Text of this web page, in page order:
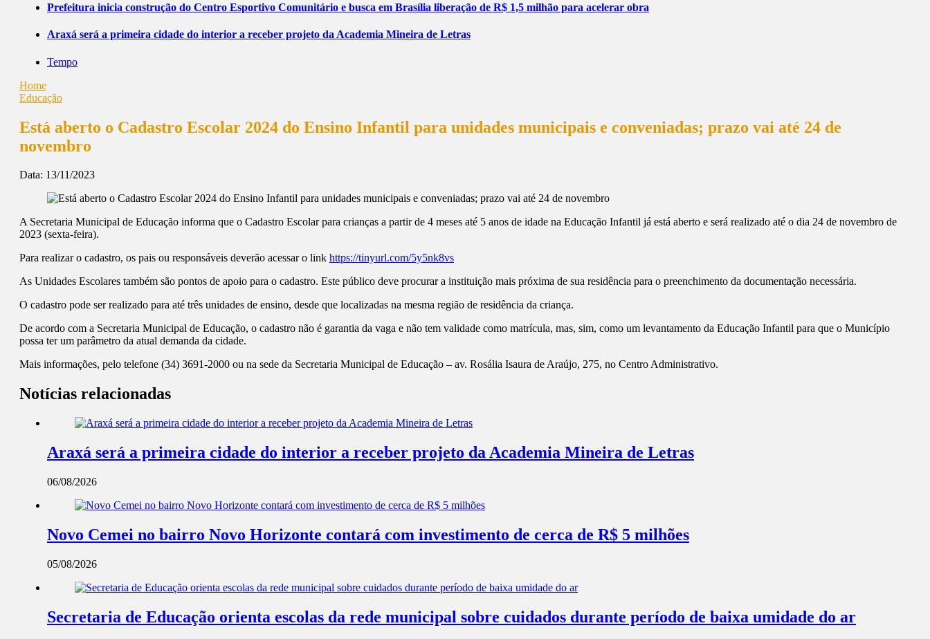
Prefeitura inicia construção do Centro Esportivo Comunitário e busca em Brasília liberação de R$ 1,5 milhão para acelerar obra
Araxá será a primeira cidade do interior a receber projeto da Academia Mineira de Letras
Tempo
Home
Educação
Está aberto o Cadastro Escolar 2024 do Ensino Infantil para unidades municipais e conveniadas; prazo vai até 24 de
novembro
Data: 13/11/2023
A Secretaria Municipal de Educação informa que o Cadastro Escolar para crianças a partir de 4 meses até 5 anos de idade na Educação Infantil já está aberto e será realizado até o dia 24 de novembro de
2023 (sexta-feira).
Para realizar o cadastro, os pais ou responsáveis deverão acessar o link https://tinyurl.com/5y5nk8vs
As Unidades Escolares também são pontos de apoio para o cadastro. Este público deve procurar a instituição mais próxima de sua residência para o preenchimento da documentação necessária.
O cadastro pode ser realizado para até três unidades de ensino, desde que localizadas na mesma região de residência da criança.
De acordo com a Secretaria Municipal de Educação, o cadastro não é garantia da vaga e não tem validade como matrícula, mas, sim, como um levantamento da Educação Infantil para que o Município
possa ter um parâmetro da atual demanda da cidade.
Mais informações, pelo telefone (34) 3691-2000 ou na sede da Secretaria Municipal de Educação – av. Rosália Isaura de Araújo, 275, no Centro Administrativo.
Notícias relacionadas
Araxá será a primeira cidade do interior a receber projeto da Academia Mineira de Letras
06/08/2026
Novo Cemei no bairro Novo Horizonte contará com investimento de cerca de R$ 5 milhões
05/08/2026
Secretaria de Educação orienta escolas da rede municipal sobre cuidados durante período de baixa umidade do ar